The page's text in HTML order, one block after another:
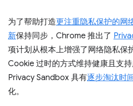
为了帮助打造更注重隐私保护的网
新保持同步，Chrome 推出了
项计划从根本上增强了网络隐私保
Cookie 过时的方式维持健康且支持
Privacy Sandbox 具有逐步淘汰时
化。